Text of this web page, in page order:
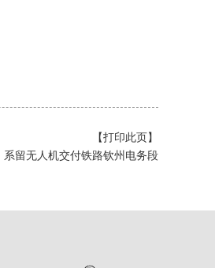
【打印此页】
系留无人机交付铁路钦州电务段